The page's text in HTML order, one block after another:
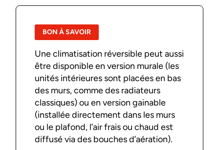
BON À SAVOIR
Une climatisation réversible peut aussi
être disponible en version murale (les
unités intérieures sont placées en bas
des murs, comme des radiateurs
classiques) ou en version gainable
(installée directement dans les murs
ou le plafond, l’air frais ou chaud est
diffusé via des bouches d’aération).